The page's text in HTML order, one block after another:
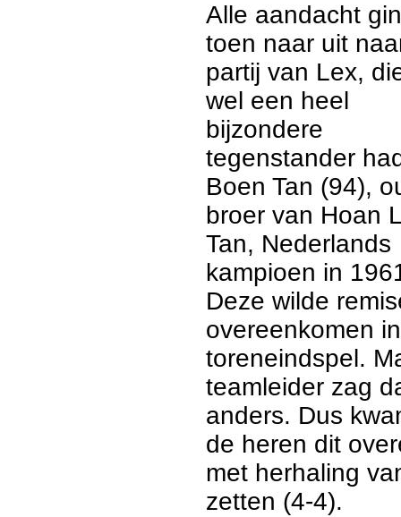
Alle aandacht
toen naar uit
partij van Lex,
wel een heel
bijzondere
tegenstander
Boen Tan (94),
broer van Hoan
Tan, Nederlands
kampioen in
Deze wilde
overeenkomen
toreneindspel.
teamleider zag
anders. Dus
de heren dit
met herhaling
zetten (4-4).